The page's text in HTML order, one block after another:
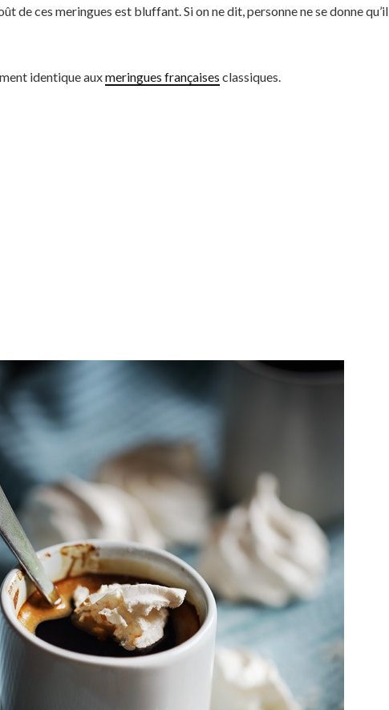
de ces meringues est bluffant. Si on ne dit, personne ne se donne qu’il
identique auxmeringues françaises classiques.